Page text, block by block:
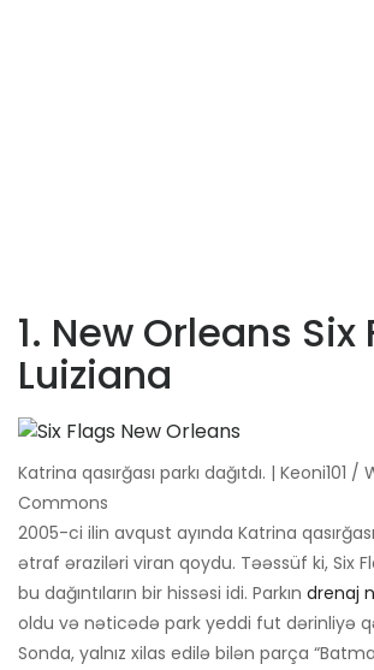
1. New Orleans Six
Luiziana
Katrina qasırğası parkı dağıtdı. | Keoni101 /
Commons
2005-ci ilin avqust ayında Katrina
ətraf əraziləri viran qoydu. Təəssüf ki, Six
bu dağıntıların bir hissəsi idi. Parkın drenaj
oldu və nəticədə park yeddi fut dərinliyə
Sonda, yalnız xilas edilə bilən parça